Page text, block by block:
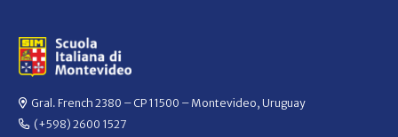
Gral. French 2380 – CP 11500 – Montevideo, Uruguay
(+598) 2600 1527